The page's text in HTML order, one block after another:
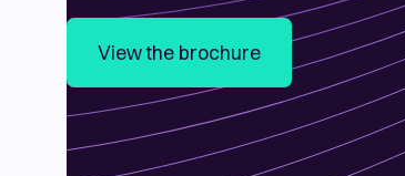
View the brochure